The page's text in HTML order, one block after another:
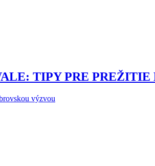
TIPY PRE
výzvou